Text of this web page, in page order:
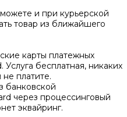
и при курьерской
товар из ближайшего
карты платежных
бесплатная, никаких
платите.
банковской
через процессинговый
эквайринг.